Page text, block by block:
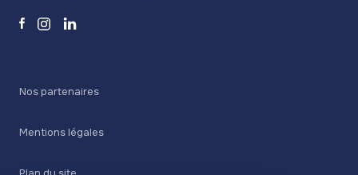
Nos partenaires
Mentions légales